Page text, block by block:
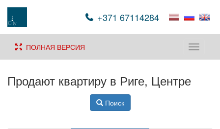
+371 67114284
Toggle
ПОЛНАЯ ВЕРСИЯ
Продают квартиру в Риге, Центре
Поиск